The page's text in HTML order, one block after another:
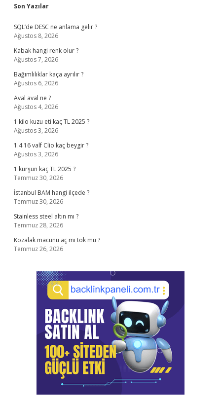
Sidebar
Son Yazılar
SQL’de DESC ne anlama gelir ?
Ağustos 8, 2026
Kabak hangi renk olur ?
Ağustos 7, 2026
Bağımlılıklar kaça ayrılır ?
Ağustos 6, 2026
Aval aval ne ?
Ağustos 4, 2026
1 kilo kuzu eti kaç TL 2025 ?
Ağustos 3, 2026
1.4 16 valf Clio kaç beygir ?
Ağustos 3, 2026
1 kurşun kaç TL 2025 ?
Temmuz 30, 2026
İstanbul BAM hangi ilçede ?
Temmuz 30, 2026
Stainless steel altın mı ?
Temmuz 28, 2026
Kozalak macunu aç mı tok mu ?
Temmuz 26, 2026